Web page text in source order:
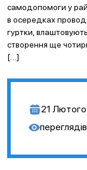
самодопомоги у
в осередках
гуртки, влаштовують
створення ще
[…]
21
переглядів